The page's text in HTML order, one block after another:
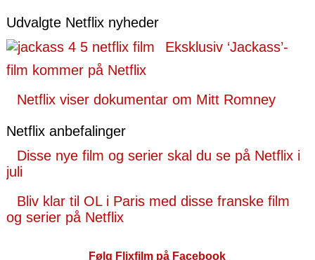
Udvalgte Netflix nyheder
Eksklusiv ‘Jackass’-
film kommer på Netflix
Netflix viser dokumentar om Mitt Romney
Netflix anbefalinger
Disse nye film og serier skal du se på Netflix i
juli
Bliv klar til OL i Paris med disse franske film
og serier på Netflix
Følg Flixfilm på Facebook